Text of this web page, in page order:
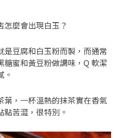
怎麼會出現白玉？
豆腐和白玉粉而製，而通常
糖蜜和黃豆粉做調味，Q 軟潔
。
葉，一杯溫熱的抹茶實在香氣
苦澀，很特別。